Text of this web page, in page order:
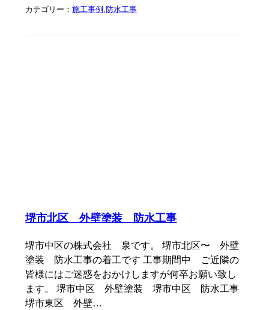
カテゴリー：施工事例 ,防水工事
堺市北区 外壁塗装 防水工事
堺市中区の株式会社 泉です。 堺市北区〜 外壁
塗装 防水工事の着工です 工事期間中 ご近隣の
皆様にはご迷惑をおかけしますが何卒お願い致し
ます。 堺市中区 外壁塗装 堺市中区 防水工事
堺市東区 外壁…